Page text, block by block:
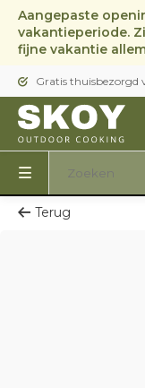
Aangepaste
vakantieperiode.
fijne vakantie
Gratis thuisbezorgd
Terug